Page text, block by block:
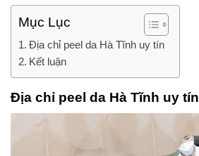
Mục Lục
Địa chỉ peel da Hà Tĩnh uy tín
Kết luận
Địa chỉ peel da Hà Tĩnh uy tín